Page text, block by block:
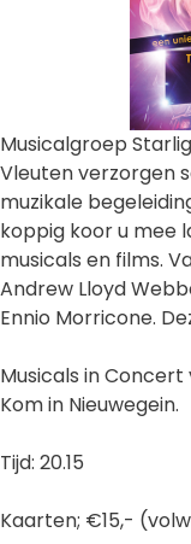
Musicalgroep
Vleuten verzorgen
muzikale
koppig koor u mee
musicals en films.
Andrew Lloyd
Ennio Morricone.
Musicals in
Kom in Nieuwegein.
Tijd: 20.15
Kaarten; €15,-